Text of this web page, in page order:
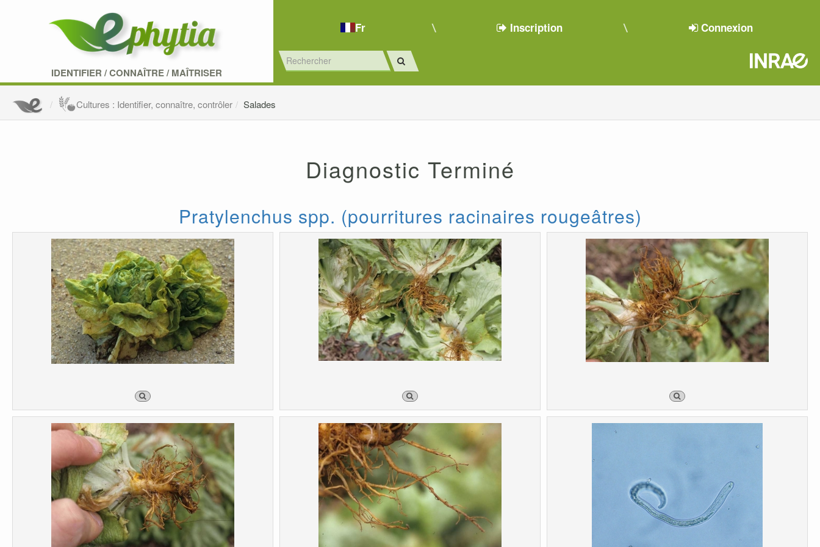
IDENTIFIER /CONNAÎTRE/MAÎTRISER
Fr Inscription Connexion
Cultures : Identifier, connaître, contrôler Salades
Diagnostic Terminé
Pratylenchus spp. (pourritures racinaires rougeâtres)